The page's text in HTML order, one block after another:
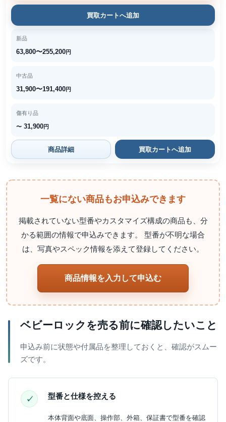
買取カートへ追加
新品
63,800〜255,200円
中古品
31,900〜191,400円
傷有り品
〜 31,900円
商品詳細 買取カートへ追加
一覧にない商品もお申込みできます
掲載されていない型番やカスタマイズ構成の商品も、分
かる範囲の情報で申込みできます。 型番が不明な場合
は、写真やスペック情報を添えて登録してください。
商品情報を入力して申込む
ベビーロックを売る前に確認したいこと
申込み前に状態や付属品を整理しておくと、確認がスムー
ズです。
型番と仕様を控える
本体背面や底面、操作部、外箱、保証書で型番を確認